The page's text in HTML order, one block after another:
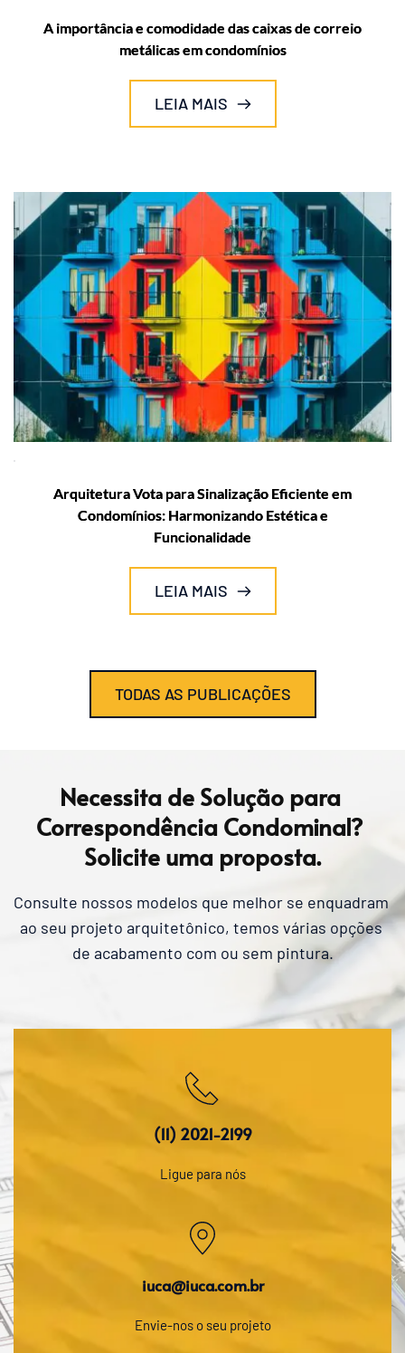
A importância e comodidade das caixas de correio
metálicas em condomínios
LEIA MAIS
Arquitetura Vota para Sinalização Eficiente em
Condomínios: Harmonizando Estética e
Funcionalidade
LEIA MAIS
TODAS AS PUBLICAÇÕES
Necessita de Solução para
Correspondência Condominal?
Solicite uma proposta.
Consulte nossos modelos que melhor se enquadram
ao seu projeto arquitetônico, temos várias opções
de acabamento com ou sem pintura.
(11) 2021-2199
Ligue para nós
iuca@iuca.com.br
Envie-nos o seu projeto